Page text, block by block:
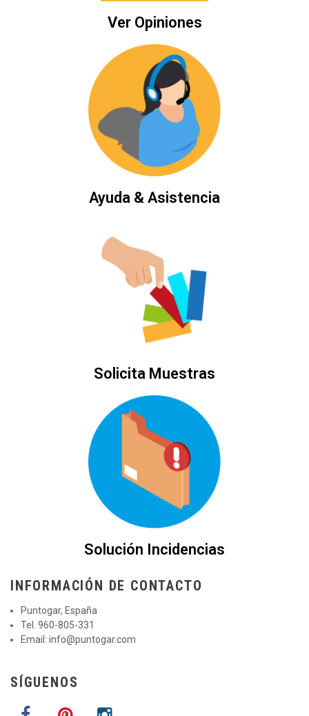
Ver Opiniones
Ayuda & Asistencia
Solicita Muestras
Solución Incidencias
INFORMACIÓN DE CONTACTO
Puntogar, España
Tel. 960-805-331
Email: info@puntogar.com
SÍGUENOS